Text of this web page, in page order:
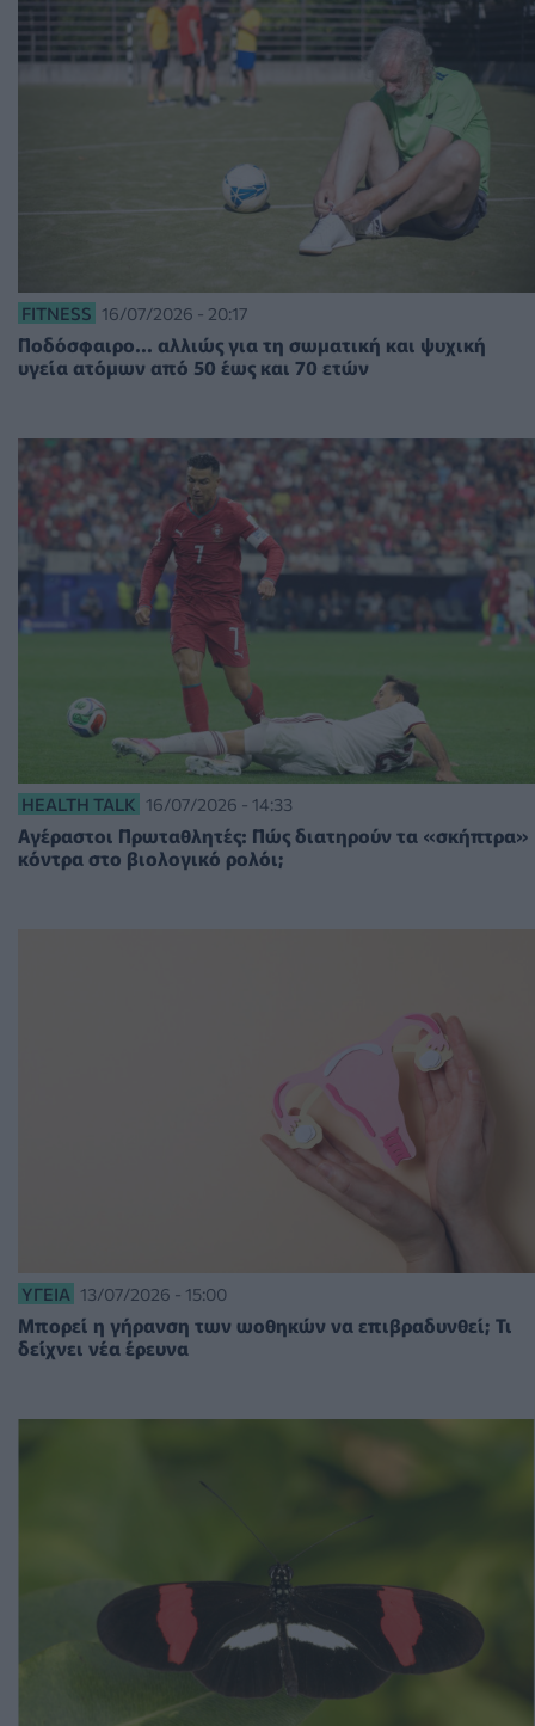
FITNESS 16/07/2026 - 20:17
Ποδόσφαιρο... αλλιώς για τη σωματική και ψυχική
υγεία ατόμων από 50 έως και 70 ετών
HEALTH TALK 16/07/2026 - 14:33
Αγέραστοι Πρωταθλητές: Πώς διατηρούν τα «σκήπτρα»
κόντρα στο βιολογικό ρολόι;
ΥΓΕΊΑ 13/07/2026 - 15:00
Μπορεί η γήρανση των ωοθηκών να επιβραδυνθεί; Τι
δείχνει νέα έρευνα